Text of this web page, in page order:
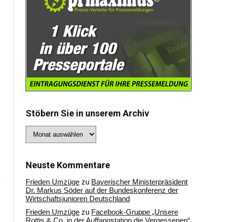
Stöbern Sie in unserem Archiv
Sie
Archiv
Neuste Kommentare
Frieden Umzüge zu Bayerischer Ministerpräsident
Dr. Markus Söder auf der Bundeskonferenz der
Wirtschaftsjunioren Deutschland
Frieden Umzüge zu Facebook-Gruppe „Unsere
Rottis & Co, in der Auffangstation die Vergessenen“